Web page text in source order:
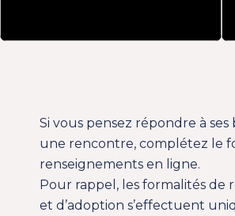
Si vous pensez répondre à ses
une rencontre, complétez le
renseignements en ligne.
Pour rappel, les formalités de
et d’adoption s’effectuent